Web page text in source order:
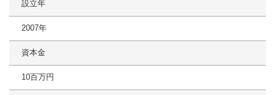
設立年
2007年
資本金
10百万円